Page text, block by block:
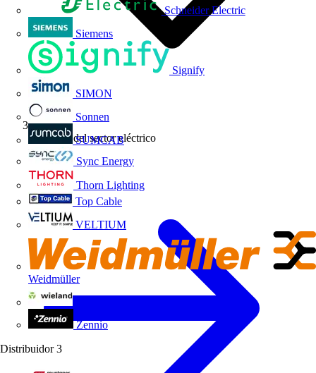
Schneider Electric
Siemens
Signify
SIMON
Sonnen
SUMCAB
Sync Energy
Thorn Lighting
Top Cable
VELTIUM
Weidmüller
Zennio
Distribuidor 3
Noticias del sector eléctrico